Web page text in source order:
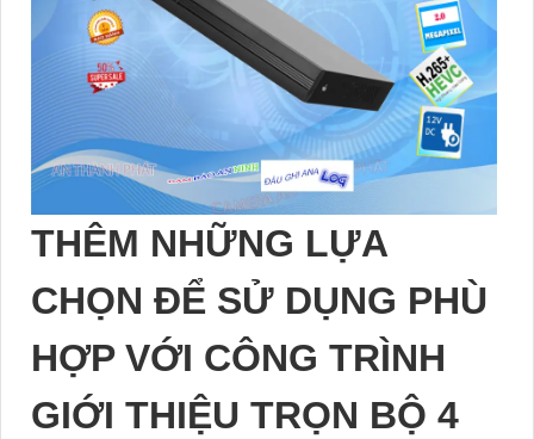
THÊM NHỮNG LỰA
CHỌN ĐỂ SỬ DỤNG PHÙ
HỢP VỚI CÔNG TRÌNH
GIỚI THIỆU TRỌN BỘ 4